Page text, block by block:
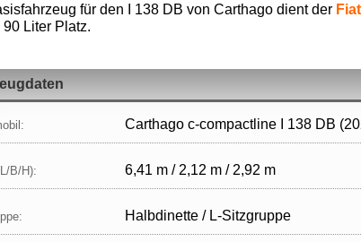
für den I 138 DB von Carthago dient der
Liter Platz.
Carthago c-compactline I 138 DB
B/H): 6,41 m / 2,12 m / 2,92 m
Halbdinette / L‑Sitzgruppe